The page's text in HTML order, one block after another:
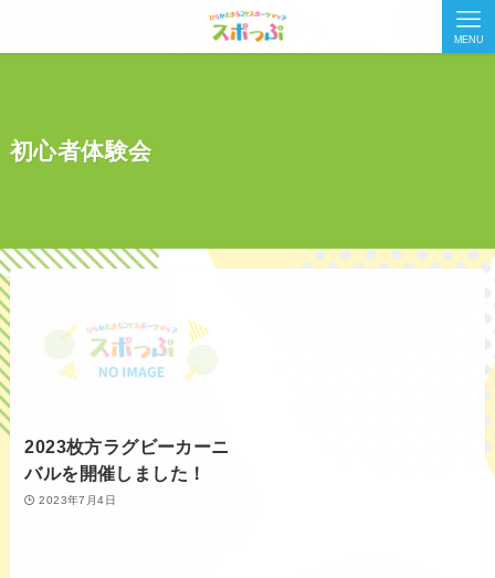
MENU
初心者体験会
2023枚方ラグビーカーニ
バルを開催しました！
2023年7月4日